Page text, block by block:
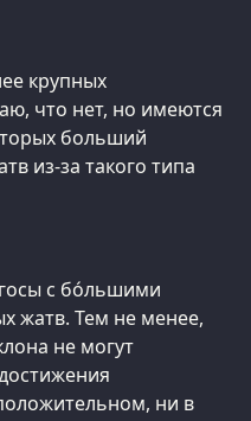
крупных
что нет, но имеются
больший
из-за такого типа
с бо́льшими
жатв. Тем не менее,
не могут
ни в